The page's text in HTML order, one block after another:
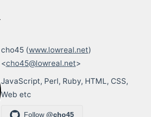
cho45 (www.lowreal.net)
<cho45@lowreal.net>
JavaScript, Perl, Ruby, HTML, CSS,
Web etc
Follow@cho45